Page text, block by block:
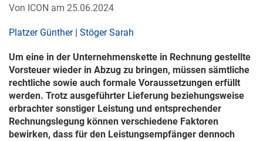
Von ICON am 25.06.2024
Platzer Günther| Stöger Sarah
Um eine in der Unternehmenskette in Rechnung gestellte
Vorsteuer wieder in Abzug zu bringen, müssen sämtliche
rechtliche sowie auch formale Voraussetzungen erfüllt
werden. Trotz ausgeführter Lieferung beziehungsweise
erbrachter sonstiger Leistung und entsprechender
Rechnungslegung können verschiedene Faktoren
bewirken, dass für den Leistungsempfänger dennoch